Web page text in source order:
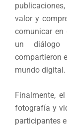
valor y
comunicar en
un diálogo
compartieron
mundo digital.
Finalmente,
fotografía y
participantes